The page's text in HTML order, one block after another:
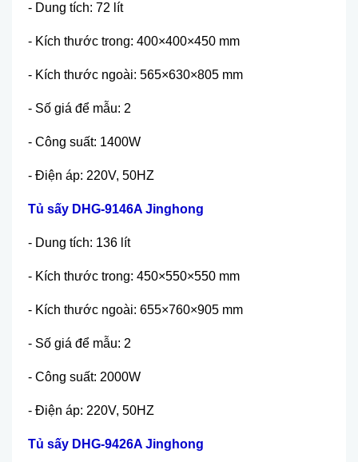
- Dung tích: 72 lít
- Kích thước trong: 400×400×450 mm
- Kích thước ngoài: 565×630×805 mm
- Số giá để mẫu: 2
- Công suất: 1400W
- Điện áp: 220V, 50HZ
Tủ sấy DHG-9146A Jinghong
- Dung tích: 136 lít
- Kích thước trong: 450×550×550 mm
- Kích thước ngoài: 655×760×905 mm
- Số giá để mẫu: 2
- Công suất: 2000W
- Điện áp: 220V, 50HZ
Tủ sấy DHG-9426A Jinghong